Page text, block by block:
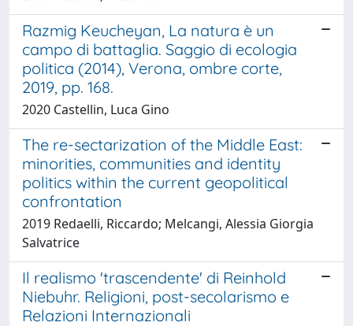
Razmig Keucheyan, La natura è un
campo di battaglia. Saggio di ecologia
politica (2014), Verona, ombre corte,
2019, pp. 168.
2020 Castellin, Luca Gino
The re-sectarization of the Middle East:
minorities, communities and identity
politics within the current geopolitical
confrontation
2019 Redaelli, Riccardo; Melcangi, Alessia Giorgia
Salvatrice
Il realismo 'trascendente' di Reinhold
Niebuhr. Religioni, post-secolarismo e
Relazioni Internazionali